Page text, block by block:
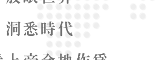
洞悉時代